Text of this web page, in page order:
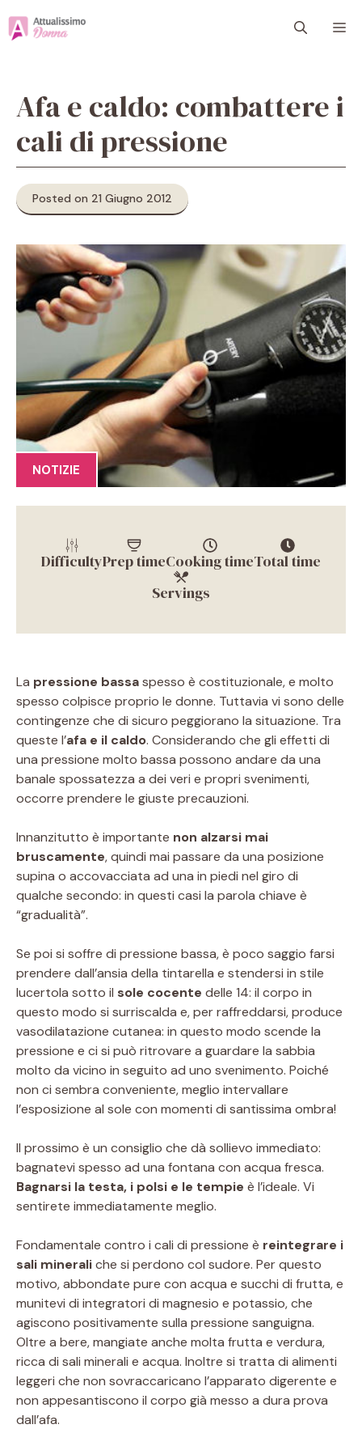
Afa e caldo: combattere i
cali di pressione
Posted on 21 Giugno 2012
NOTIZIE
DifficultyPrep timeCooking timeTotal time
Servings
La pressione bassaspesso è costituzionale, e molto
spesso colpisce proprio le donne. Tuttavia vi sono delle
contingenze che di sicuro peggiorano la situazione. Tra
queste l’afa e il caldo. Considerando che gli effetti di
una pressione molto bassa possono andare da una
banale spossatezza a dei veri e propri svenimenti,
occorre prendere le giuste precauzioni.
Innanzitutto è importante non alzarsi mai
bruscamente, quindi mai passare da una posizione
supina o accovacciata ad una in piedi nel giro di
qualche secondo: in questi casi la parola chiave è
“gradualità”.
Se poi si soffre di pressione bassa, è poco saggio farsi
prendere dall’ansia della tintarella e stendersi in stile
lucertola sotto il sole cocente delle 14: il corpo in
questo modo si surriscalda e, per raffreddarsi, produce
vasodilatazione cutanea: in questo modo scende la
pressione e ci si può ritrovare a guardare la sabbia
molto da vicino in seguito ad uno svenimento. Poiché
non ci sembra conveniente, meglio intervallare
l’esposizione al sole con momenti di santissima ombra!
Il prossimo è un consiglio che dà sollievo immediato:
bagnatevi spesso ad una fontana con acqua fresca.
Bagnarsi la testa, i polsi e le tempie è l’ideale. Vi
sentirete immediatamente meglio.
Fondamentale contro i cali di pressione è reintegrare i
sali mineraliche si perdono col sudore. Per questo
motivo, abbondate pure con acqua e succhi di frutta, e
munitevi di integratori di magnesio e potassio, che
agiscono positivamente sulla pressione sanguigna.
Oltre a bere, mangiate anche molta frutta e verdura,
ricca di sali minerali e acqua. Inoltre si tratta di alimenti
leggeri che non sovraccaricano l’apparato digerente e
non appesantiscono il corpo già messo a dura prova
dall’afa.